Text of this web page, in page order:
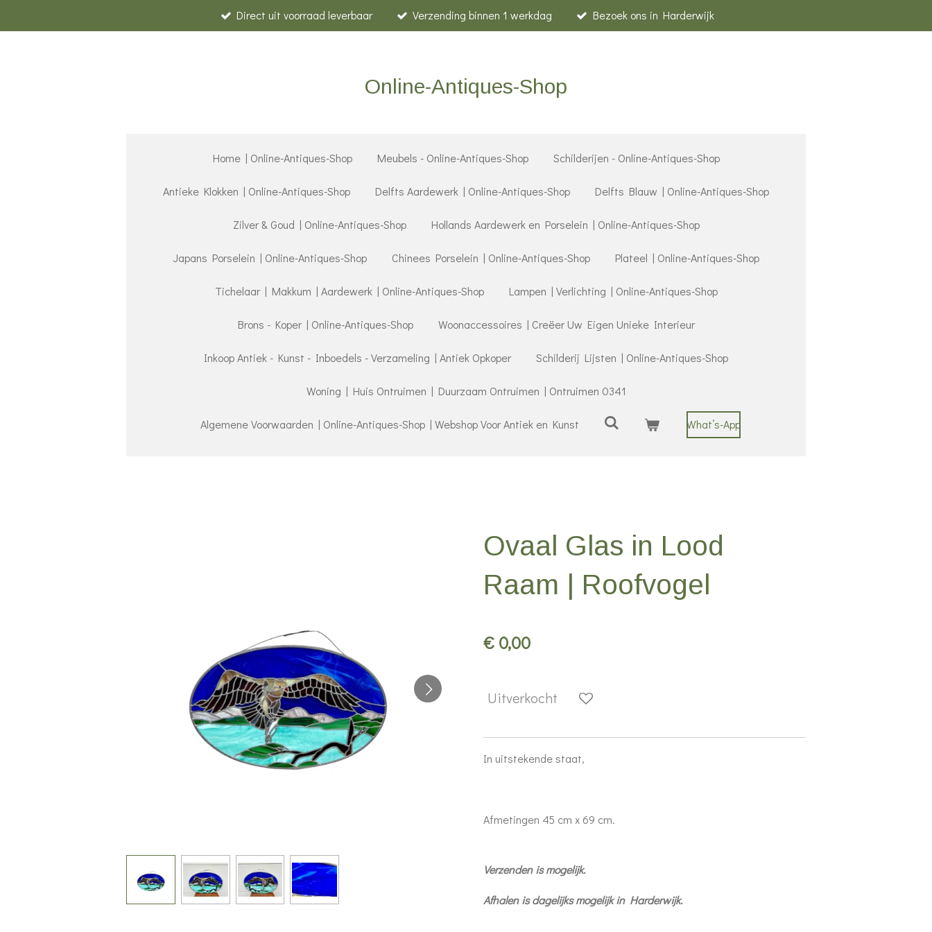
direct
Direct uit voorraad leverbaar Verzending binnen 1 werkdag Bezoek ons in Harderwijk
Online-Antiques-Shop
Home | Online-Antiques-Shop Meubels - Online-Antiques-Shop Schilderijen - Online-Antiques-Shop
Antieke Klokken | Online-Antiques-Shop Delfts Aardewerk | Online-Antiques-Shop Delfts Blauw | Online-Antiques-Shop
Zilver & Goud | Online-Antiques-Shop Hollands Aardewerk en Porselein | Online-Antiques-Shop
Japans Porselein | Online-Antiques-Shop Chinees Porselein | Online-Antiques-Shop Plateel | Online-Antiques-Shop
Tichelaar | Makkum | Aardewerk | Online-Antiques-Shop Lampen | Verlichting | Online-Antiques-Shop
Brons - Koper | Online-Antiques-Shop Woonaccessoires | Creëer Uw Eigen Unieke Interieur
Inkoop Antiek - Kunst - Inboedels - Verzameling | Antiek Opkoper Schilderij Lijsten | Online-Antiques-Shop
Woning | Huis Ontruimen | Duurzaam Ontruimen | Ontruimen 0341
Algemene Voorwaarden | Online-Antiques-Shop | Webshop Voor Antiek en Kunst What’s-App
Ovaal Glas in Lood
Raam | Roofvogel
€ 0,00
Uitverkocht
In uitstekende staat,
Afmetingen 45 cm x 69 cm.
Verzenden is mogelijk.
Afhalen is dagelijks mogelijk in Harderwijk.